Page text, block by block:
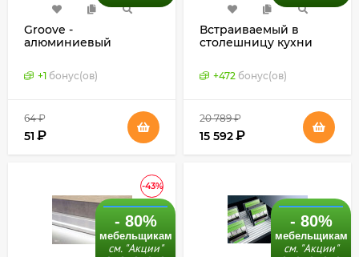
Groove -
алюминиевый
для кухни (Schuco,
Германия), готовая
+1 бонус(ов)
64 ₽
51 ₽
Встраиваемый в
столешницу кухни
(мебельные профили
Schuco, Германия)
+472 бонус(ов)
20 789 ₽
15 592₽
-43%
- 80%
мебельщикам
см. "Акции"
- 80%
мебельщикам
см. "Акции"